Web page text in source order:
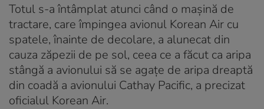
Totul s-a întâmplat atunci când o mașină de
tractare, care împingea avionul Korean Air cu
spatele, înainte de decolare, a alunecat din
cauza zăpezii de pe sol, ceea ce a făcut ca aripa
stângă a avionului să se agațe de aripa dreaptă
din coadă a avionului Cathay Pacific, a precizat
oficialul Korean Air.